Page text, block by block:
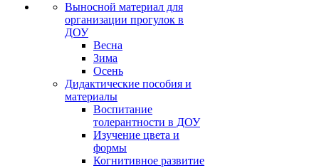
Выносной материал для
организации прогулок в
ДОУ
Весна
Зима
Осень
Дидактические пособия и
материалы
Воспитание
толерантности в ДОУ
Изучение цвета и
формы
Когнитивное развитие